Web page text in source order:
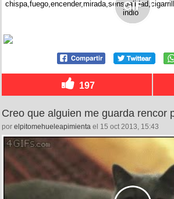
197
Creo que alguien me guarda rencor
por elpitomehueleapimienta el 15 oct 2013, 15:43